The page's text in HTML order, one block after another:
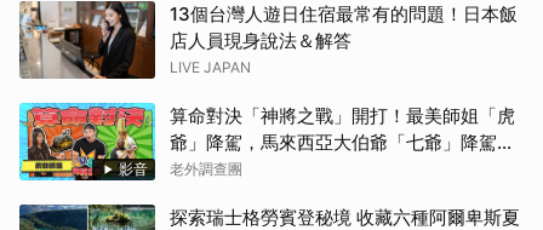
13個台灣人遊日住宿最常有的問題！日本飯
店人員現身說法＆解答
LIVE JAPAN
影音
算命對決「神將之戰」開打！最美師姐「虎
爺」降駕，馬來西亞大伯爺「七爺」降駕。
當虎爺對上七爺，神明之間的較量究竟誰會
老外調查團
探索瑞士格勞賓登秘境 收藏六種阿爾卑斯夏